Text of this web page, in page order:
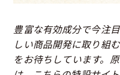
豊富な有効成分で今注
しい商品開発に取り組
をお待ちしています。